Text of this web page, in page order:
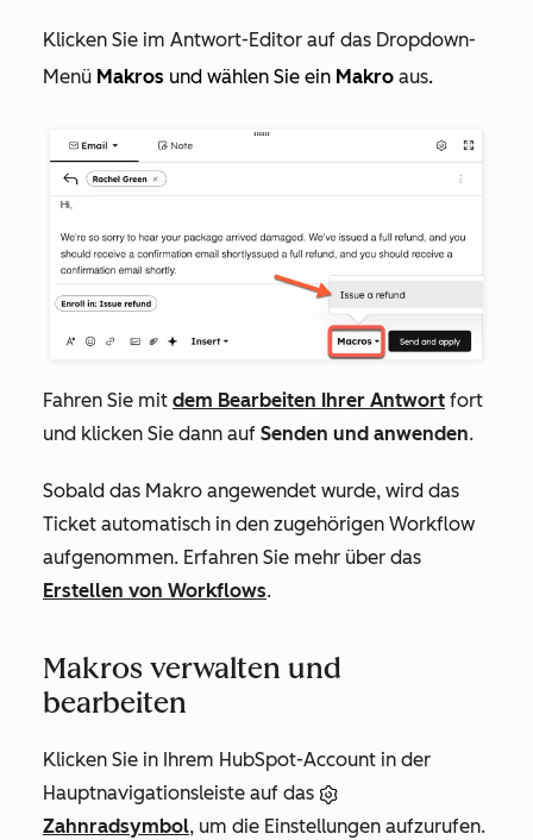
Klicken Sie im Antwort-Editor auf das Dropdown-
Menü Makros und wählen Sie ein Makro aus.
Fahren Sie mit dem Bearbeiten Ihrer Antwort fort
und klicken Sie dann auf Senden und anwenden.
Sobald das Makro angewendet wurde, wird das
Ticket automatisch in den zugehörigen Workflow
aufgenommen. Erfahren Sie mehr über das
Erstellen von Workflows.
Makros verwalten und
bearbeiten
Klicken Sie in Ihrem HubSpot-Account in der
Hauptnavigationsleiste auf das
Zahnradsymbol, um die Einstellungen aufzurufen.